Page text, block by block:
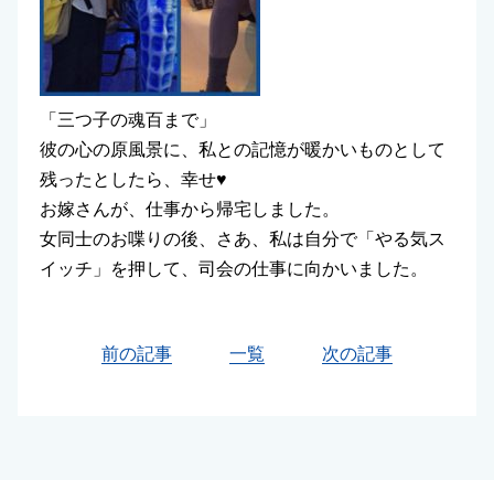
「三つ子の魂百まで」
彼の心の原風景に、私との記憶が暖かいものとして
残ったとしたら、幸せ♥️
お嫁さんが、仕事から帰宅しました。
女同士のお喋りの後、さあ、私は自分で「やる気ス
イッチ」を押して、司会の仕事に向かいました。
前の記事 一覧 次の記事